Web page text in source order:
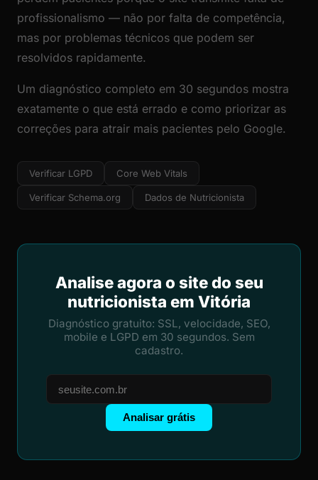
profissionalismo — não por falta de competência,
mas por problemas técnicos que podem ser
resolvidos rapidamente.
Um diagnóstico completo em 30 segundos mostra
exatamente o que está errado e como priorizar as
correções para atrair mais pacientes pelo Google.
Verificar LGPD Core Web Vitals
Verificar Schema.org Dados de Nutricionista
Analise agora o site do seu
nutricionista em Vitória
Diagnóstico gratuito: SSL, velocidade, SEO,
mobile e LGPD em 30 segundos. Sem
cadastro.
Analisar grátis